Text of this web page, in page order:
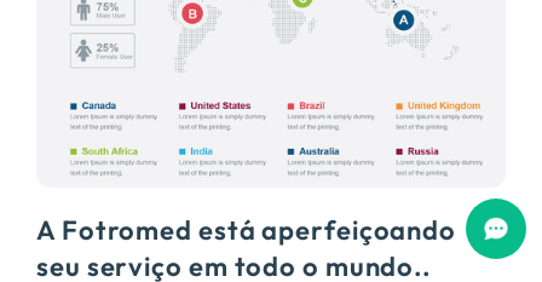
A Fotromed está aperfeiçoando
seu serviço em todo o mundo..